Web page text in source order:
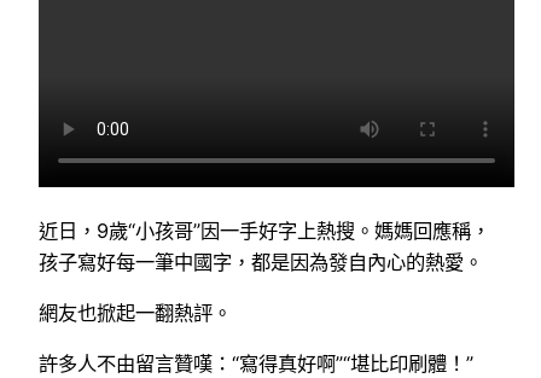
近日，9歲“小孩哥”因一手好字上熱搜。媽媽回應稱，
孩子寫好每一筆中國字，都是因為發自內心的熱愛。
網友也掀起一翻熱評。
許多人不由留言贊嘆：“寫得真好啊”“堪比印刷體！”